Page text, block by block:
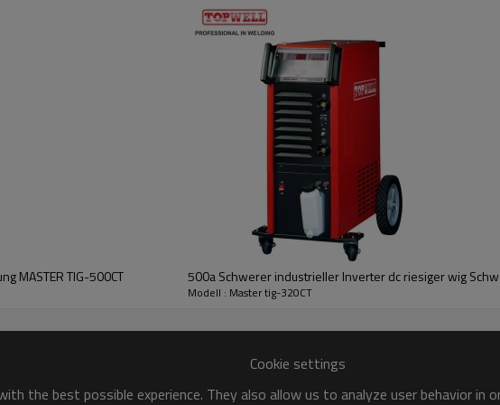
Pulsiertes Tig
Kühlwirkung auf die Schweißpfütze und kann Verzerrungen durch Absenken der
Geschwindigkeit, die den Abstand zwischen den Wellen verringert Das langsame
was zu einer erhöhten Puddle-Agitation für eine bessere geschweißte Mikrostruktur
- pulsieren und fokussieren kann Arc. Dies führt zu maximaler Lichtbogenstabilität,
Wechselstrom-Wellenform
zwischen EN und EP für einen reaktionsfreudigen, dynamischen und fokussierten
Fahrgeschwindigkeiten.
herkömmlichen Stromquelle. Es bietet eine gute Aktion Benetzung und tatsächlich klingt
Hochfrequenz.
MASTER TIG-500CT 500a Schwerer industrieller Inverter dc riesiger wig
Modell : Master tig-320CT
Cookie settings
the best possible experience. They also allow us to analyze user behavior